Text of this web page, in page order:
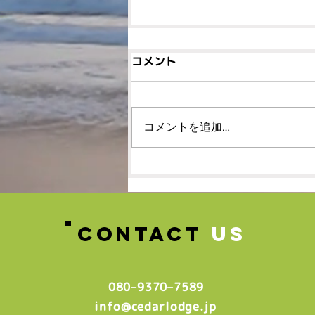
コメント
コメントを追加…
CONTACT US
080–9370–7589‬
info@cedarlodge.jp